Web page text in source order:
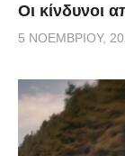
Οι κίνδυνοι
5 ΝΟΕΜΒΡΊΟΥ,